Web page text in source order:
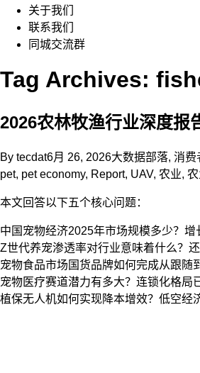
关于我们
联系我们
同城交流群
Tag Archives:
2026农林牧渔行业深度报
By tecdat6月 26, 2026大数据部落, 消费
pet, pet economy, Report, UAV, 农业,
本文回答以下五个核心问题：
中国宠物经济2025年市场规模多少？增
Z世代养宠渗透率对行业意味着什么？还
宠物食品市场国货品牌如何完成从跟随
宠物医疗赛道潜力有多大？连锁化格局
植保无人机如何实现降本增效？低空经